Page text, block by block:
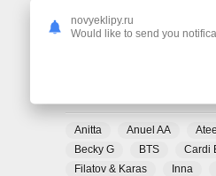
Anitta Anuel AA
Becky G
BTS Cardi
Filatov & Karas
Inna
novyeklipy.ru
Would like to send you